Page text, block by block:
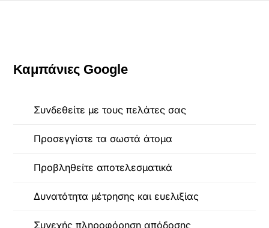
Καμπάνιες Google
Συνδεθείτε με τους πελάτες σας
Προσεγγίστε τα σωστά άτομα
Προβληθείτε αποτελεσματικά
Δυνατότητα μέτρησης και ευελιξίας
Συνεχής πληροφόρηση απόδοσης